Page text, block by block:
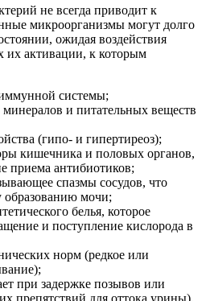
не всегда приводит к
микроорганизмы могут долго
ожидая воздействия
их активации, к которым
системы;
и питательных веществ
(гипо- и гипертиреоз);
кишечника и половых органов,
приема антибиотиков;
спазмы сосудов, что
мочи;
белья, которое
и поступление кислорода в
норм (редкое или
при задержке позывов или
препятствий для оттока урины).